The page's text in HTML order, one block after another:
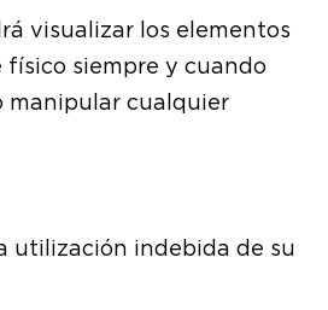
visualizar los elementos
siempre y cuando
manipular cualquier
utilización indebida de su